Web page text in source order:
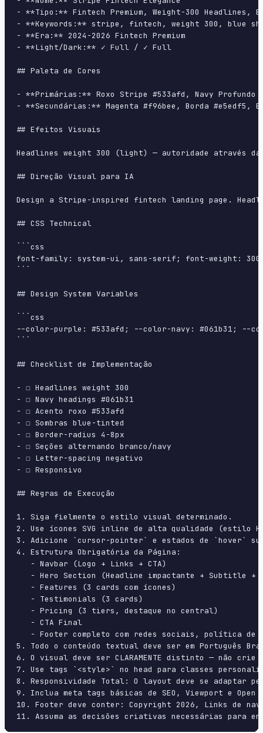
- **Tipo:** Fintech Premium, Weight-300 Headlines,
- **Keywords:** stripe, fintech, weight 300, blue
- **Era:** 2024-2026 Fintech Premium
- **Light/Dark:** ✓ Full / ✓ Full
## Paleta de Cores
- **Primárias:** Roxo Stripe #533afd, Navy Profundo
- **Secundárias:** Magenta #f96bee, Borda #e5edf5,
## Efeitos Visuais
Headlines weight 300 (light) — autoridade através da
## Direção Visual para IA
Design a Stripe-inspired fintech landing page.
## CSS Technical
```css
font-family: system-ui, sans-serif; font-weight: 300
```
## Design System Variables
```css
--color-purple: #533afd; --color-navy: #061b31; --
```
## Checklist de Implementação
- ☐ Headlines weight 300
- ☐ Navy headings #061b31
- ☐ Acento roxo #533afd
- ☐ Sombras blue-tinted
- ☐ Border-radius 4-8px
- ☐ Seções alternando branco/navy
- ☐ Letter-spacing negativo
- ☐ Responsivo
## Regras de Execução
1. Siga fielmente o estilo visual determinado.
2. Use ícones SVG inline de alta qualidade (estilo
3. Adicione `cursor-pointer` e estados de `hover`
4. Estrutura Obrigatória da Página:
   - Navbar (Logo + Links + CTA)
- Hero Section (Headline impactante + Subtitle +
   - Features (3 cards com ícones)
   - Testimonials (3 cards)
   - Pricing (3 tiers, destaque no central)
   - CTA Final
- Footer completo com redes sociais, política
5. Todo o conteúdo textual deve ser em Português
6. O visual deve ser CLARAMENTE distinto — não
7. Use tags `<style>` no head para classes
8. Responsividade Total: O layout deve se adaptar
9. Inclua meta tags básicas de SEO, Viewport e Open
10. Footer deve conter: Copyright 2026, Links de
11. Assuma as decisões criativas necessárias para